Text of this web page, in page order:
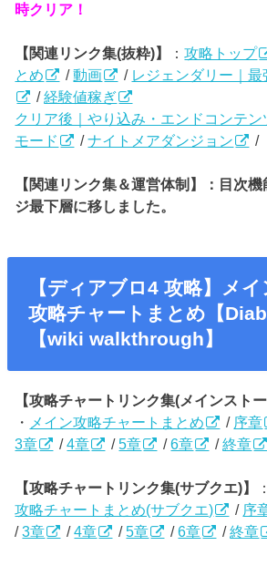
時クリア！
【関連リンク集(抜粋)】 ：攻略トップ
とめ
/動画 / レジェンダリー｜
/経験値稼ぎ
クリア後｜やり込み・エンドコンテン
モード
/ナイトメアダンジョン /
【関連リンク集＆運営体制】：目次
ジ最下層に移しました。
【ディアブロ4 攻略】メ
攻略チャートまとめ【
【wiki walkthrough】
【攻略チャートリンク集(メインストー
・ メイン攻略チャートまとめ / 序章
3章
/4章 /5章 /6章 /終章
【攻略チャートリンク集(サブクエ)】
：
攻略チャートまとめ(サブクエ)
/ 序
/3章 /4章 /5章 /6章 /終章